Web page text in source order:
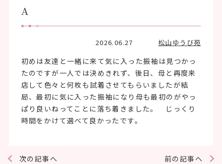
A
2026.06.27 松山ゆうび苑
初めは友達と一緒に来て気に入った振袖は見つかっ
たのですが一人では決めきれず、後日、母と再度来
店して色々と何枚も試着させてもらいましたが結
局、最初に気に入った振袖になり母も最初のがやっ
ぱり良いねってことに落ち着きました。 じっくり
時間をかけて選べて良かったです。
前の記事へ
次の記事へ